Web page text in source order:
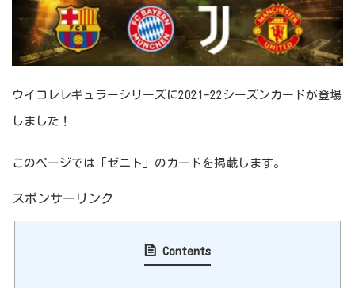
ウイコレレギュラーシリーズに2021-22シーズンカードが登場
しました！
このページでは「ゼニト」のカードを掲載します。
スポンサーリンク
Contents